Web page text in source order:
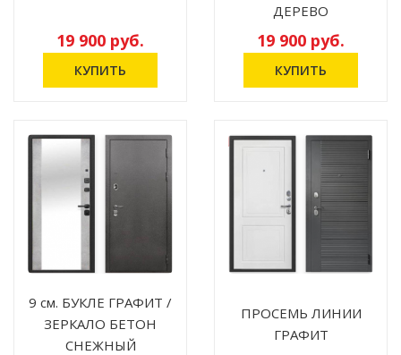
19 900 руб.
ДЕРЕВО
19 900 руб.
9 см. БУКЛЕ ГРАФИТ /
ЗЕРКАЛО БЕТОН
СНЕЖНЫЙ
ПРОСЕМЬ ЛИНИИ
ГРАФИТ